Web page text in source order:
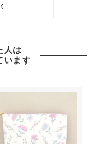
人は
います